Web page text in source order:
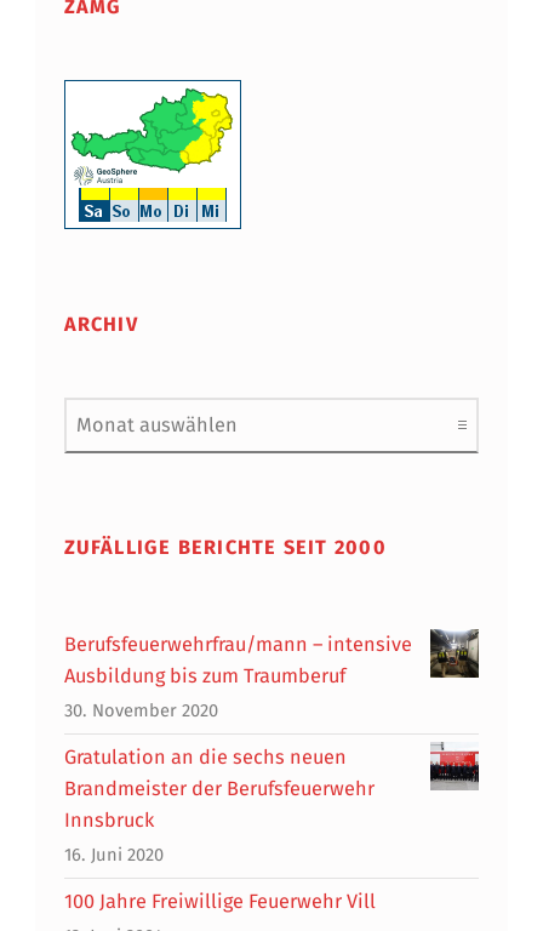
ZAMG
ARCHIV
Archiv
ZUFÄLLIGE BERICHTE SEIT 2000
Berufsfeuerwehrfrau/mann – intensive
Ausbildung bis zum Traumberuf
30. November 2020
Gratulation an die sechs neuen
Brandmeister der Berufsfeuerwehr
Innsbruck
16. Juni 2020
100 Jahre Freiwillige Feuerwehr Vill